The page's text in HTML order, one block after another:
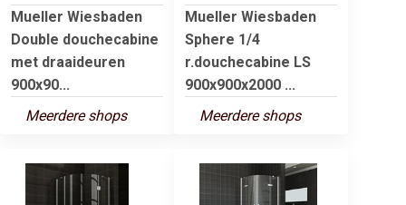
Mueller Wiesbaden
Double douchecabine
met draaideuren
900x90...
Meerdere shops
Mueller Wiesbaden
Sphere 1/4
r.douchecabine LS
900x900x2000 ...
Meerdere shops